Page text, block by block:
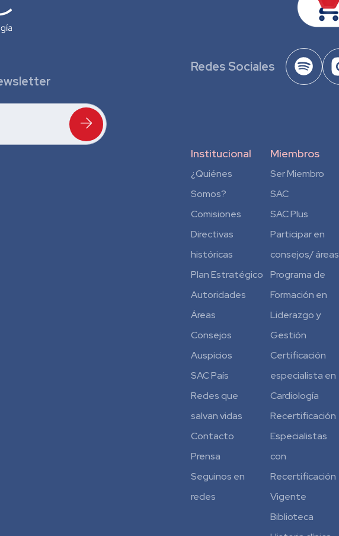
Redes Sociales
Institucional
¿Quiénes
Somos?
Comisiones
Directivas
históricas
Plan Estratégico
Autoridades
Áreas
Consejos
Auspicios
SAC País
Redes que
salvan vidas
Contacto
Prensa
Seguinos en
redes
Miembros
Ser Miembro
SAC
SAC Plus
Participar en
consejos/ áreas
Programa de
Formación en
Liderazgo y
Gestión
Certificación
especialista en
Cardiología
Recertificación
Especialistas
con
Recertificación
Vigente
Biblioteca